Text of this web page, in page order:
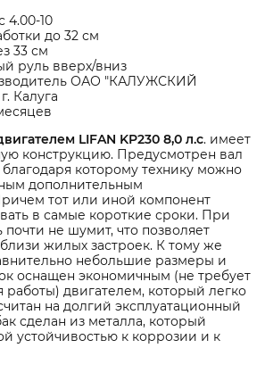
4.00-10
до 32 см
33 см
руль вверх/вниз
ОАО "КАЛУЖСКИЙ
Калуга
LIFAN KP230 8,0 л.с. имеет
конструкцию. Предусмотрен вал
которому технику можно
дополнительным
тот или иной компонент
в самые короткие сроки. При
почти не шумит, что позволяет
жилых застроек. К тому же
небольшие размеры и
оснащен экономичным (не требует
работы) двигателем, который легко
на долгий эксплуатационный
сделан из металла, который
устойчивостью к коррозии и к